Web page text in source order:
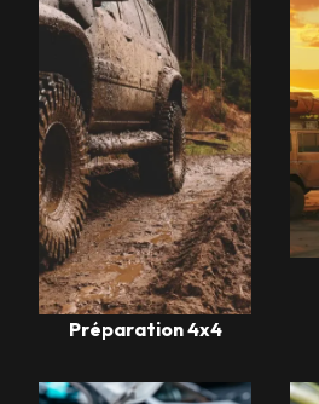
Préparation 4x4